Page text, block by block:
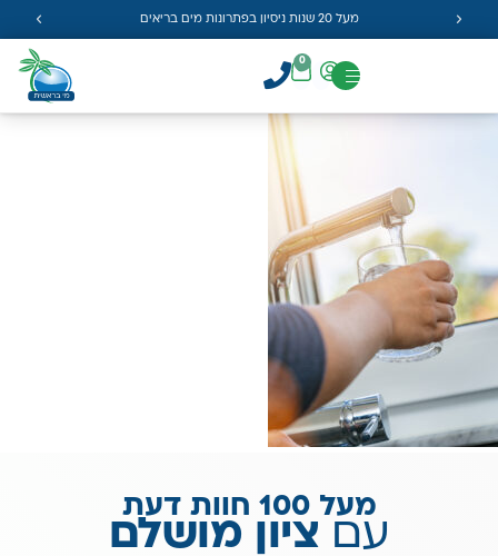
מעל 20 שנות ניסיון בפתרונות מים בריאים
0
מעל 100 חוות דעת
עםציון מושלם